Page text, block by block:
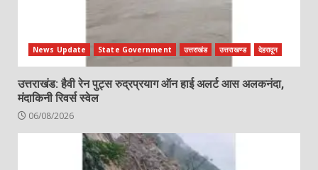
News Update State Government उत्तराखंड उत्तराखण्ड देहरादून
उत्तराखंड: हैवी रेन पुट्स रुद्रप्रयाग ऑन हाई अलर्ट आस अलकनंदा,
मंदाकिनी रिवर्स स्वेल
06/08/2026